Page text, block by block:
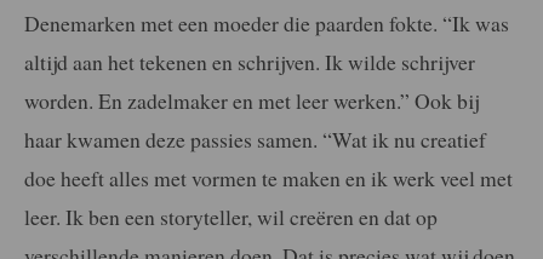
Denemarken met een moeder die paarden fokte. “Ik was
altijd aan het tekenen en schrijven. Ik wilde schrijver
worden. En zadelmaker en met leer werken.” Ook bij
haar kwamen deze passies samen. “Wat ik nu creatief
doe heeft alles met vormen te maken en ik werk veel met
leer. Ik ben een storyteller, wil creëren en dat op